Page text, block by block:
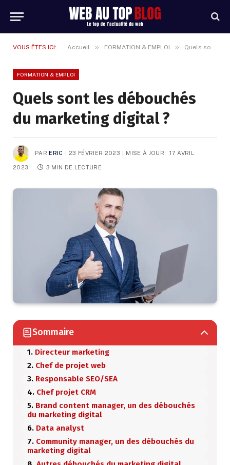
VOUS ÊTES ICI: Accueil » FORMATION & EMPLOI » Quels sont les débouchés du marketing digital ?
FORMATION & EMPLOI
Quels sont les débouchés
du marketing digital ?
PAR ERIC 23 FÉVRIER 2023 MISE À JOUR: 17 AVRIL
2023 3 MIN DE LECTURE
Sommaire
Directeur marketing
Chef de projet web
Responsable SEO/SEA
Chef projet CRM
Brand content manager, un des débouchés
du marketing digital
Data analyst
Community manager, un des débouchés du
marketing digital